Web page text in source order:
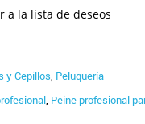
a la lista de deseos
y Cepillos, Peluquería
, Peine profesional